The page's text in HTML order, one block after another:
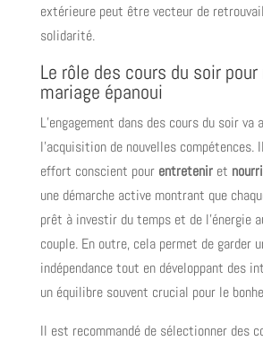
extérieure peut être vecteur de
solidarité.
Le rôle des cours du soir
mariage épanoui
L’engagement dans des cours du soir va
l’acquisition de nouvelles compétences.
effort conscient pour entreteniret
une démarche active montrant que
prêt à investir du temps et de l’énergie
couple. En outre, cela permet de garder
indépendance tout en développant des
un équilibre souvent crucial pour le
Il est recommandé de sélectionner des